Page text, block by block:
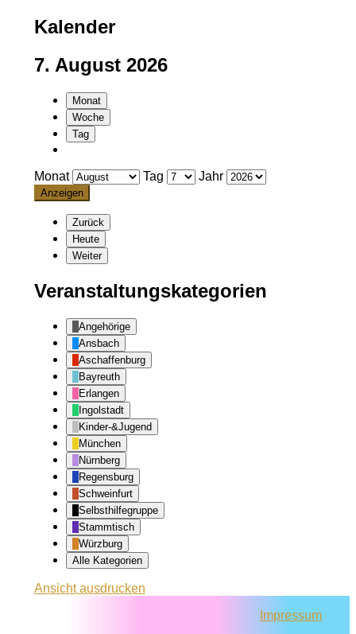
Kalender
7. August 2026
Monat
Woche
Tag
Monat Tag Jahr
Zurück
Heute
Weiter
Veranstaltungskategorien
Angehörige
Ansbach
Aschaffenburg
Bayreuth
Erlangen
Ingolstadt
Kinder-&Jugend
München
Nürnberg
Regensburg
Schweinfurt
Selbsthilfegruppe
Stammtisch
Würzburg
Alle Kategorien
Ansichtausdrucken
Impressum